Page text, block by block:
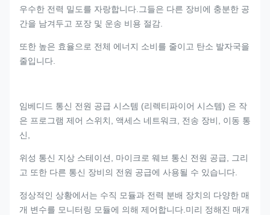
우수한 전력 밀도를 자랑합니다.그들은 다른 장비에 충분한 공
간을 남겨두고 포장 및 운송 비용 절감.
또한 높은 효율으로 전체 에너지 소비를 줄이고 탄소 발자국을
줄입니다.
임베디드 통신 전원 공급 시스템 (리렉티파이어 시스템) 은 작
은 프로그램 제어 스위치, 액세스 네트워크, 전송 장비, 이동 통
신,
위성 통신 지상 스테이션, 마이크로 웨브 통신 전원 공급, 그리
고 또한 다른 통신 장비의 전원 공급에 사용될 수 있습니다.
정상적인 상황에서는 수직 모듈과 전력 분배 장치의 다양한 매
개 변수를 모니터링 모듈에 의해 제어합니다.미리 정해진 매개